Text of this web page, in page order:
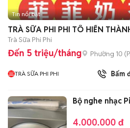
Tin nổi bật
TRÀ SỮA PHI PHI TÔ HIẾN
Trà Sữa Phi Phi
Đến 5 triệu/tháng Phường 10 (
TRÀ SỮA PHI PHI Bấm
Bộ nghe nhạc
4.000.000 đ